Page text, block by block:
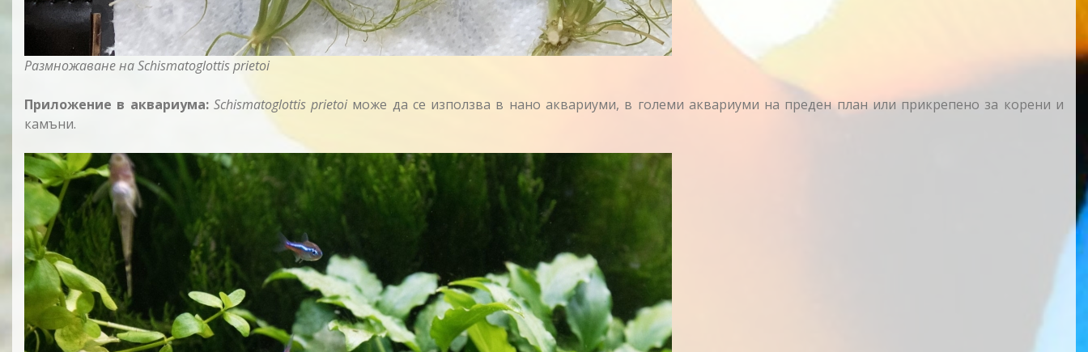
Размножаване на Schismatoglottis prietoi
Приложение в аквариума: Schismatoglottis prietoi може да се използва в нано аквариуми, в големи аквариуми на преден план или прикрепено за корени и
камъни.